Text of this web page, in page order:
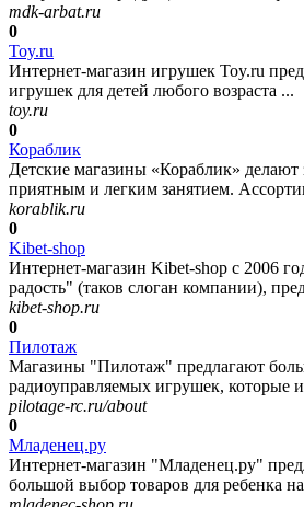
mdk-arbat.ru
0
Toy.ru
Интернет-магазин игрушек Toy.ru
игрушек для детей любого возраста ...
toy.ru
0
Кораблик
Детские магазины «Кораблик» делают
приятным и легким занятием.
korablik.ru
0
Kibet-shop
Интернет-магазин Kibet-shop с 2006
радость" (таков слоган компании),
kibet-shop.ru
0
Пилотаж
Магазины "Пилотаж" предлагают
радиоуправляемых игрушек, которые
pilotage-rc.ru/about
0
Младенец.ру
Интернет-магазин "Младенец.ру"
большой выбор товаров для ребенка